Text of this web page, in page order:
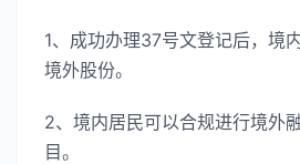
1、成功办理37号文登记后，境
境外股份。
2、境内居民可以合规进行境外
目。